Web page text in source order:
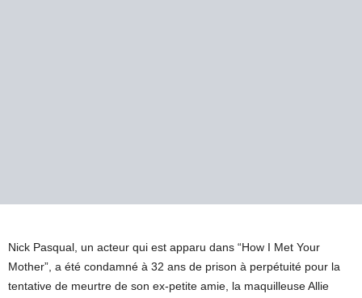
Nick Pasqual, un acteur qui est apparu dans “How I Met Your
Mother”, a été condamné à 32 ans de prison à perpétuité pour la
tentative de meurtre de son ex-petite amie, la maquilleuse Allie